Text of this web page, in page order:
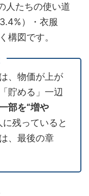
人たちの使い道
）・衣服
構図です。
、物価が上が
貯める」一辺
部を“増や
残っていると
、最後の章